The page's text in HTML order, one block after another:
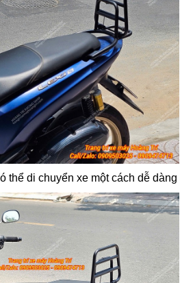
thể di chuyển xe một cách dễ dàng